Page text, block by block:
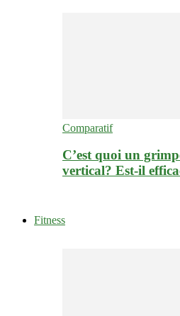
Comparatif
C’est quoi un
vertical? Est-il
Fitness